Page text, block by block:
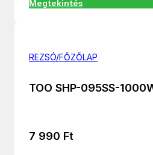
Megtekintés
REZSÓ/FŐZŐLAP
TOO SHP-095SS-
7 990 Ft